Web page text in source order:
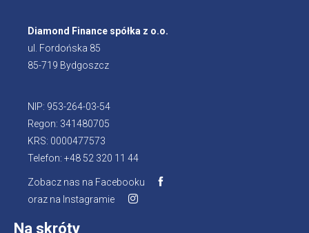
Diamond Finance spółka z o.o.
ul. Fordońska 85
85-719 Bydgoszcz
NIP: 953-264-03-54
Regon: 341480705
KRS: 0000477573
Telefon: +48 52 320 11 44
Zobacz nas na Facebooku Otworzy
oraz na Instagramie Otworzy
Na skróty